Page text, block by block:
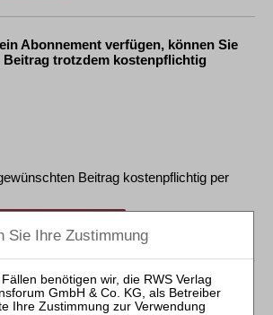
Abonnement verfügen, können Sie
Beitrag trotzdem kostenpflichtig
Beitrag kostenpflichtig per